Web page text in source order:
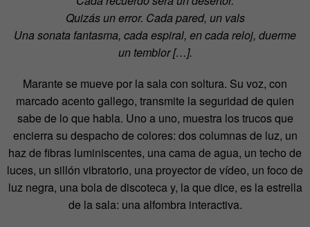
Quizás un error. Cada pared, un vals
Una sonata fantasma, cada espiral, en cada reloj, duerme
un temblor […].
Marante se mueve por la sala con soltura. Su voz, con
marcado acento gallego, transmite la seguridad de quien
sabe de lo que habla. Uno a uno, muestra los trucos que
encierra su despacho de colores: dos columnas de luz, un
haz de fibras luminiscentes, una cama de agua, un techo de
luces, un sillón vibratorio, una proyector de vídeo, un foco de
luz negra, una bola de discoteca y, la que dice, es la estrella
de la sala: una alfombra interactiva.